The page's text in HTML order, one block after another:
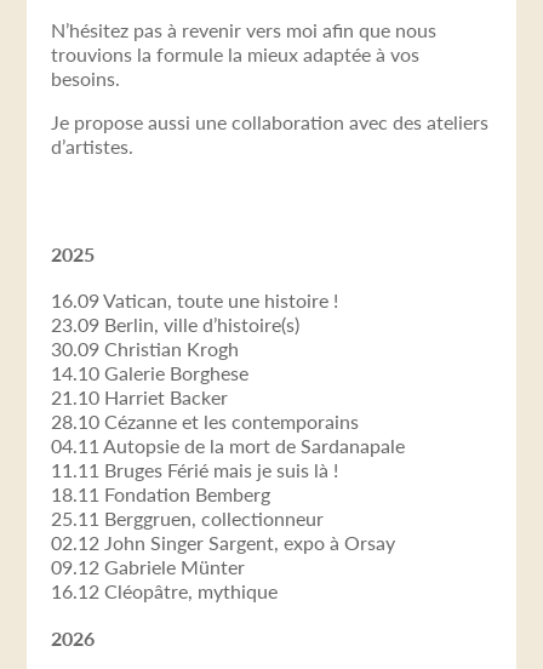
N’hésitez pas à revenir vers moi afin que nous
trouvions la formule la mieux adaptée à vos
besoins.
Je propose aussi une collaboration avec des ateliers
d’artistes.
2025
16.09 Vatican, toute une histoire !
23.09 Berlin, ville d’histoire(s)
30.09 Christian Krogh
14.10 Galerie Borghese
21.10 Harriet Backer
28.10 Cézanne et les contemporains
04.11 Autopsie de la mort de Sardanapale
11.11 Bruges Férié mais je suis là !
18.11 Fondation Bemberg
25.11 Berggruen, collectionneur
02.12 John Singer Sargent, expo à Orsay
09.12 Gabriele Münter
16.12 Cléopâtre, mythique
2026